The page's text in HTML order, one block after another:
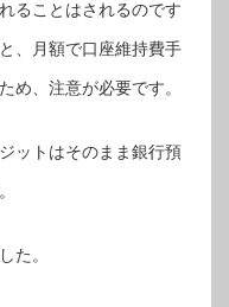
ることはされるのです
、月額で口座維持費手
め、注意が必要です。
ットはそのまま銀行預
た。